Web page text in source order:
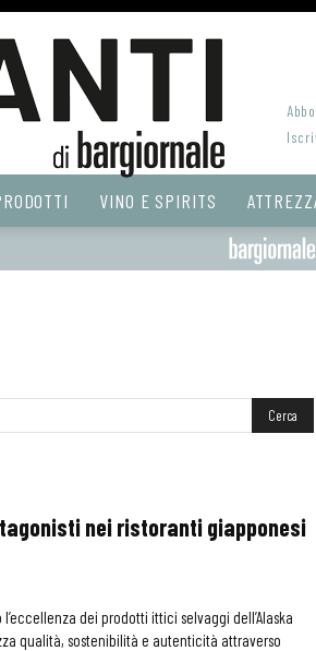
VINO E SPIRITS
nei ristoranti giapponesi
l’eccellenza dei prodotti ittici selvaggi dell’Alaska
qualità, sostenibilità e autenticità attraverso